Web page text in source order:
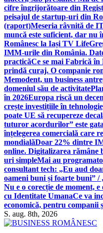
cifre îngrijorătoare din
peisajul de startup-uri din
(raport)Meseria râvnită de
muncă este suficient, dar
Românesc la Iași TV Life
IMM-urile din România.
practicăCe se mai Fabrică în
prindă curaj. O companie
Memodent, un business
domeniul său de activitate
în 2026Europa riscă un
crește investițiile în
poate UE să recupereze
tuturor acordurilor” este
înțelegerea comercială care
mondialăDoar 22% dintre
online. Digitalizarea rămâne
uri simpleMai au
consultant tech: „Eu aud
oameni buni și foarte buni” /
Nu e o corecție de moment,
cu Identitate UmanaCe va
economică, pentru companii
S. aug. 8th, 2026